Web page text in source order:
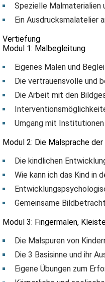
Spezielle Malmaterialien
Ein Ausdrucksmalatelier
Vertiefung
Modul 1: Malbegleitung
Eigenes Malen und
Die vertrauensvolle und
Die Arbeit mit den
Umgang mit
Modul 2: Die Malsprache der
Die kindlichen
Wie kann ich das Kind in
Gemeinsame
Modul 3: Fingermalen,
Die Malspuren von
Die 3 Basisinne und ihr
Eigene Übungen zum